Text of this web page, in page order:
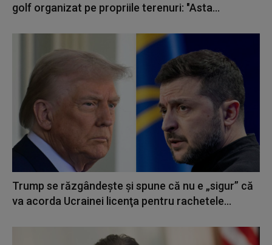
golf organizat pe propriile terenuri: "Asta...
Trump se răzgândește și spune că nu e „sigur” că
va acorda Ucrainei licenţa pentru rachetele...